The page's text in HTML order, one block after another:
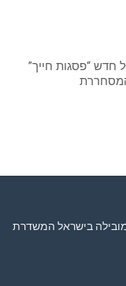
חדש “פסגות חייך”
בישראל המשדרת